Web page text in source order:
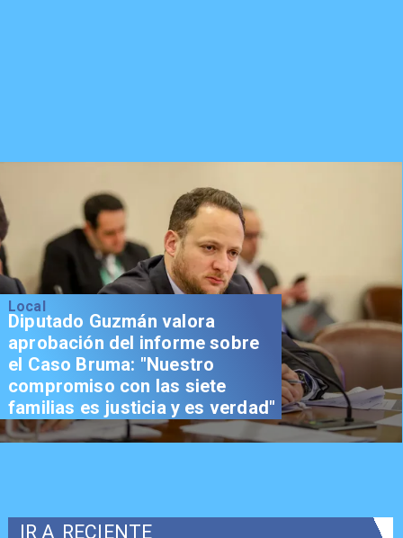
Local
Diputado Guzmán valora
aprobación del informe sobre
el Caso Bruma: "Nuestro
compromiso con las siete
familias es justicia y es verdad"
IR A RECIENTE